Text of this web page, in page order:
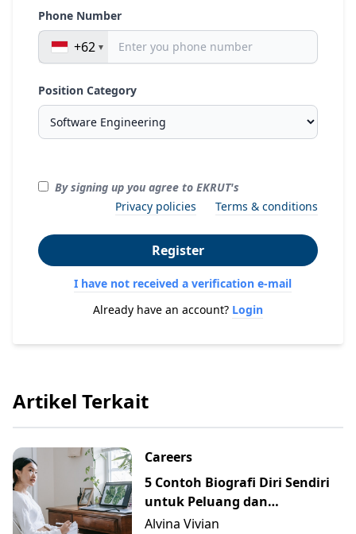
Phone Number
+62
Position Category
By signing up you agree to EKRUT's
Privacy policies
Terms & conditions
Register
I have not received a verification e-mail
Already have an account? Login
Artikel Terkait
Careers
5 Contoh Biografi Diri Sendiri
untuk Peluang dan
Perkembangan Karier
Alvina Vivian